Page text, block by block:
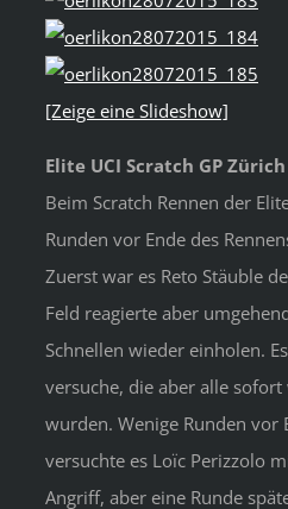
[Zeige eine Slideshow]
Elite UCI Scratch GP Zürich
Beim Scratch Rennen der
Runden vor Ende des
Zuerst war es Reto Stäuble
Feld reagierte aber
Schnellen wieder einholen.
versuche, die aber alle
wurden. Wenige Runden vor
versuchte es Loïc Perizzolo
Angriff, aber eine Runde